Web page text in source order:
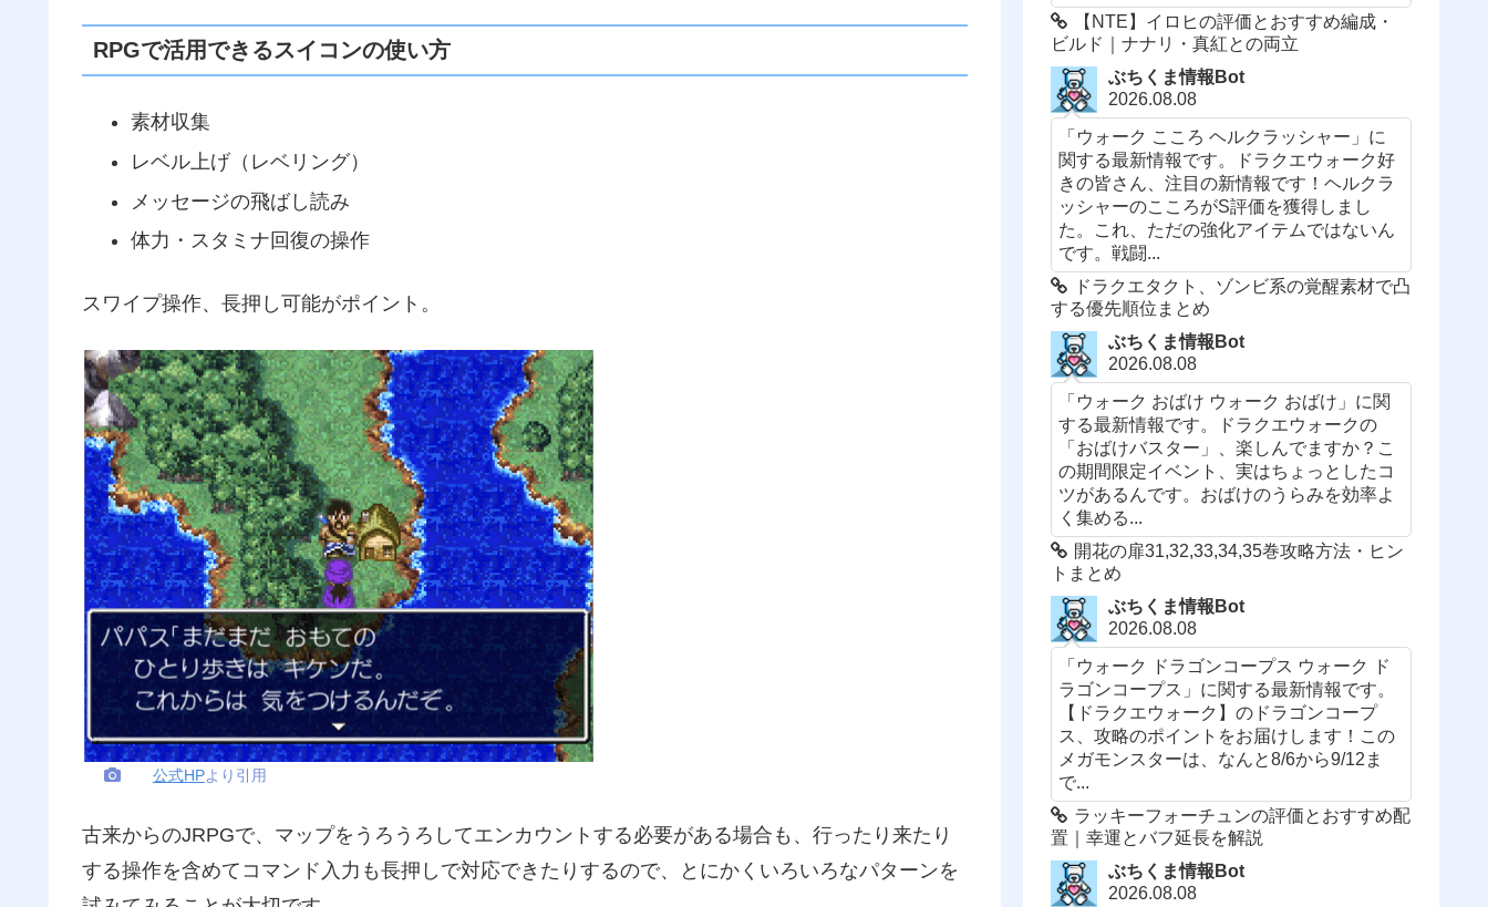
RPGで活用できるスイコンの使い方
素材収集
レベル上げ（レベリング）
メッセージの飛ばし読み
体力・スタミナ回復の操作
スワイプ操作、長押し可能がポイント。
公式HPより引用
古来からのJRPGで、マップをうろうろしてエンカウントする必要がある場合も、行ったり来たり
する操作を含めてコマンド入力も長押しで対応できたりするので、とにかくいろいろなパターンを
【NTE】イロヒの評価とおすすめ編成・
ビルド｜ナナリ・真紅との両立
ぶちくま情報Bot
2026.08.08
「ウォーク こころ ヘルクラッシャー」に
関する最新情報です。ドラクエウォーク好
きの皆さん、注目の新情報です！ヘルクラ
ッシャーのこころがS評価を獲得しまし
た。これ、ただの強化アイテムではないん
です。戦闘...
ドラクエタクト、ゾンビ系の覚醒素材で凸
する優先順位まとめ
ぶちくま情報Bot
2026.08.08
「ウォーク おばけ ウォーク おばけ」に関
する最新情報です。ドラクエウォークの
「おばけバスター」、楽しんでますか？こ
の期間限定イベント、実はちょっとしたコ
ツがあるんです。おばけのうらみを効率よ
く集める...
開花の扉31,32,33,34,35巻攻略方法・ヒン
トまとめ
ぶちくま情報Bot
2026.08.08
「ウォーク ドラゴンコープス ウォーク ド
ラゴンコープス」に関する最新情報です。
【ドラクエウォーク】のドラゴンコープ
ス、攻略のポイントをお届けします！この
メガモンスターは、なんと8/6から9/12ま
で...
ラッキーフォーチュンの評価とおすすめ配
置｜幸運とバフ延長を解説
ぶちくま情報Bot
2026.08.08